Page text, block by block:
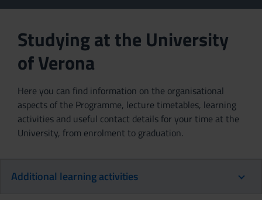
Studying at the University
of Verona
Here you can find information on the organisational
aspects of the Programme, lecture timetables, learning
activities and useful contact details for your time at the
University, from enrolment to graduation.
Additional learning activities